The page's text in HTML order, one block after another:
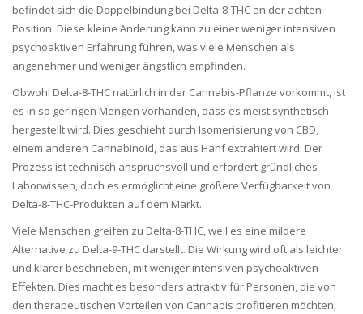
befindet sich die Doppelbindung bei Delta-8-THC an der achten
Position. Diese kleine Änderung kann zu einer weniger intensiven
psychoaktiven Erfahrung führen, was viele Menschen als
angenehmer und weniger ängstlich empfinden.
Obwohl Delta-8-THC natürlich in der Cannabis-Pflanze vorkommt, ist
es in so geringen Mengen vorhanden, dass es meist synthetisch
hergestellt wird. Dies geschieht durch Isomerisierung von CBD,
einem anderen Cannabinoid, das aus Hanf extrahiert wird. Der
Prozess ist technisch anspruchsvoll und erfordert gründliches
Laborwissen, doch es ermöglicht eine größere Verfügbarkeit von
Delta-8-THC-Produkten auf dem Markt.
Viele Menschen greifen zu Delta-8-THC, weil es eine mildere
Alternative zu Delta-9-THC darstellt. Die Wirkung wird oft als leichter
und klarer beschrieben, mit weniger intensiven psychoaktiven
Effekten. Dies macht es besonders attraktiv für Personen, die von
den therapeutischen Vorteilen von Cannabis profitieren möchten,